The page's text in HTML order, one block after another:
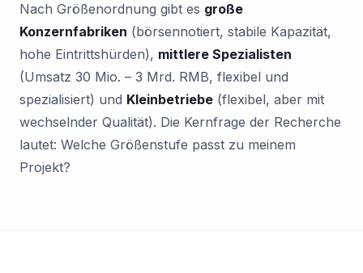
Nach Größenordnung gibt es große
Konzernfabriken (börsennotiert, stabile Kapazität,
hohe Eintrittshürden), mittlere Spezialisten
(Umsatz 30 Mio. – 3 Mrd. RMB, flexibel und
spezialisiert) und Kleinbetriebe (flexibel, aber mit
wechselnder Qualität). Die Kernfrage der Recherche
lautet: Welche Größenstufe passt zu meinem
Projekt?